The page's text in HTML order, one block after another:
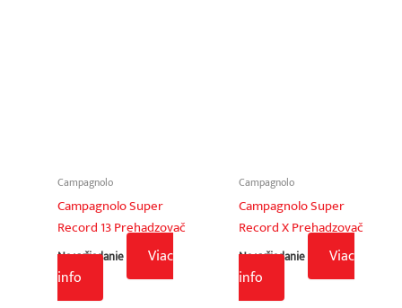
Campagnolo
Campagnolo Super
Record 13 Prehadzovač
Na vyžiadanie
Viac
info
Campagnolo
Campagnolo Super
Record X Prehadzovač
Na vyžiadanie
Viac
info